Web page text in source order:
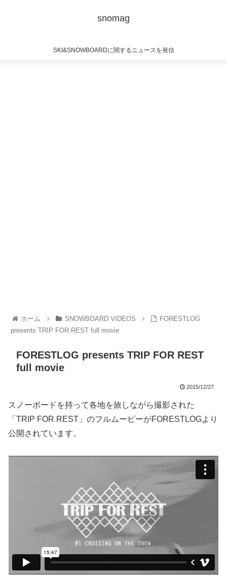
snomag
SKI&SNOWBOARDに関するニュースを発信
ホーム SNOWBOARD VIDEOS
FORESTLOG
presents TRIP FOR REST full movie
FORESTLOG presents TRIP FOR REST
full movie
2015/12/27
スノーボードを持って各地を旅しながら撮影された
「TRIP FOR REST」のフルムービーがFORESTLOGより
公開されています。